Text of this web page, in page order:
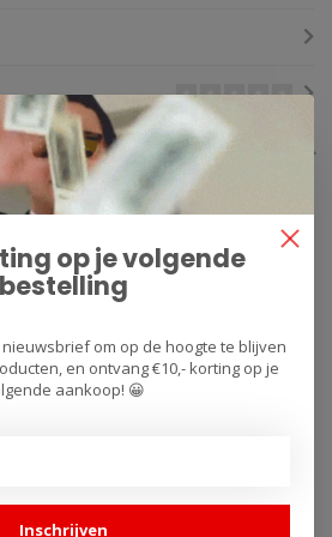
op je volgende
bestelling
om op de hoogte te blijven
en ontvang €10,- korting op je
aankoop! 😀
Inschrijven